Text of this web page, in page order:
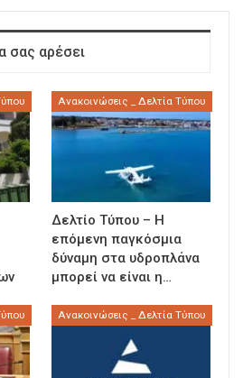
σας αρέσει
Ανακοινώσεις _ Δελτία Τύπου
Δελτίο Τύπου – Η
επόμενη παγκόσμια
δύναμη στα υδροπλάνα
μπορεί να είναι η…
Ανακοινώσεις _ Δελτία Τύπου